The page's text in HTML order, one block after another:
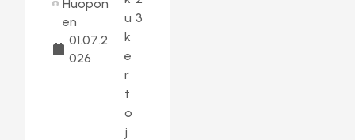
Huopon
en
01.07.2
026
u
k
e
r
t
o
j
3